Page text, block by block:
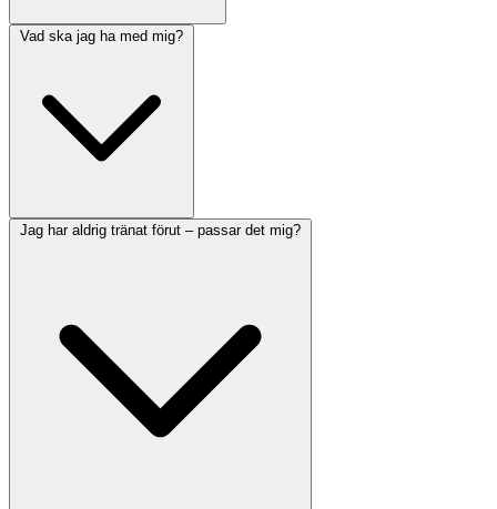
Vad ska jag ha med mig?
Jag har aldrig tränat förut – passar det mig?